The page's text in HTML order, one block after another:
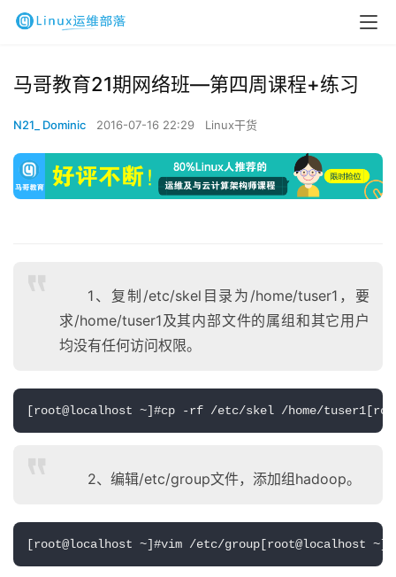
马哥教育21期网络班—第四周课程+练习
N21_ Dominic 2016-07-16 22:29 Linux干货
1、复制/etc/skel目录为/home/tuser1，要
求/home/tuser1及其内部文件的属组和其它用户
均没有任何访问权限。
[root@localhost ~]#cp -rf /etc/skel /home/
2、编辑/etc/group文件，添加组hadoop。
[root@localhost ~]#vim /etc/group[root@localhost